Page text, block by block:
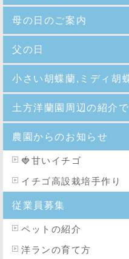
母の日のご案内
父の日
小さい胡蝶蘭,ミディ胡
土方洋蘭園周辺の紹介
農園からのお知らせ
🍓 甘いイチゴ
イチゴ高設栽培手作り
従業員募集
ペットの紹介
洋ランの育て方